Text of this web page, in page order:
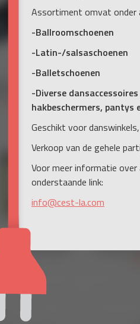
Assortiment omvat onder
-Ballroomschoenen
-Latin-/salsaschoenen
-Balletschoenen
-Diverse
hakbeschermers, pantys
Geschikt voor
Verkoop van de gehele
Voor meer informatie
onderstaande link:
info@cest-la.com